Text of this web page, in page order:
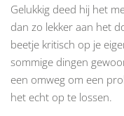
Gelukkig deed hij het
dan zo lekker aan het
beetje kritisch op je
sommige dingen
een omweg om een
het echt op te lossen.